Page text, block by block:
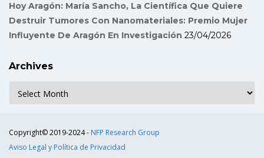
Hoy Aragón: María Sancho, La Científica Que Quiere
Destruir Tumores Con Nanomateriales: Premio Mujer
Influyente De Aragón En Investigación 23/04/2026
Archives
Copyright© 2019-2024 - NFP Research Group
Aviso Legal y Política de Privacidad